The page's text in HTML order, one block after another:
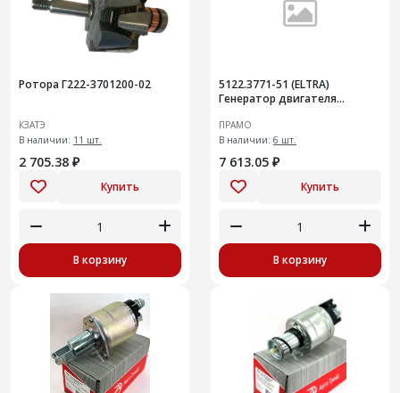
Ротора Г222-3701200-02
КЗАТЭ
В наличии: 11 шт.
2 705.38 ₽
Купить
В корзину
5122.3771-51 (ELTRA)
Генератор двигателя
автомобилядля ГАЗ, УАЗ с
двиг. УМЗ-А274 EvoTech 2.7,
УМЗ-4
ПРАМО
В наличии: 6 шт.
7 613.05 ₽
Купить
В корзину